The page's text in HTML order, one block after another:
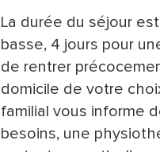
La durée du séjour
basse, 4 jours pour
de rentrer
domicile de votre
familial vous informe
besoins, une